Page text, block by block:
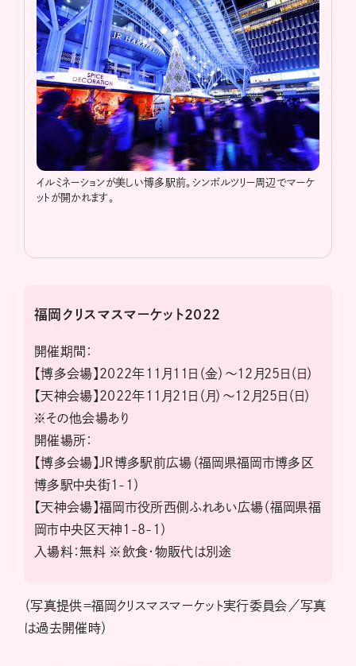
イルミネーションが美しい博多駅前。シンボルツリー周辺でマーケ
ットが開かれます。
福岡クリスマスマーケット2022
開催期間：
【博多会場】2022年11月11日（金）～12月25日（日）
【天神会場】2022年11月21日（月）～12月25日（日）
※その他会場あり
開催場所：
【博多会場】JR博多駅前広場（福岡県福岡市博多区
博多駅中央街1-1）
【天神会場】福岡市役所西側ふれあい広場（福岡県福
岡市中央区天神1-8-1）
入場料：無料 ※飲食・物販代は別途
（写真提供＝福岡クリスマスマーケット実行委員会／写真
は過去開催時）